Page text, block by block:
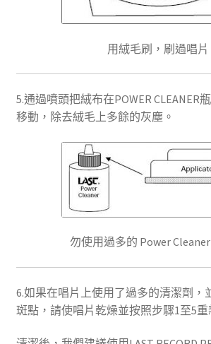
用絨毛刷，刷過唱片
5.通過噴頭把絨布在POWER CLEANER
移動，除去絨毛上多餘的灰塵。
勿使用過多的 Power
6.如果在唱片上使用了過多的清潔劑，
斑點，請使唱片乾燥並按照步驟1至5重